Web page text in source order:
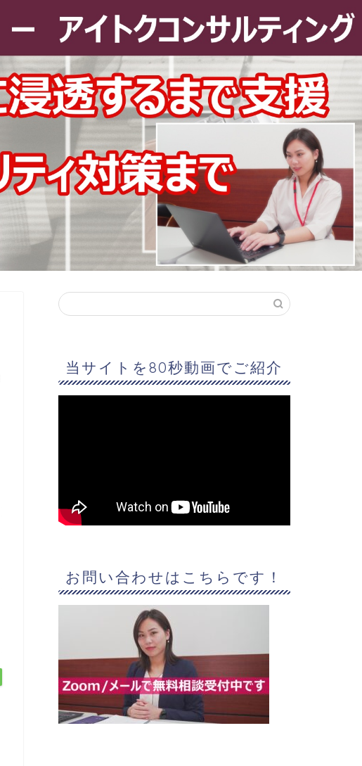
当サイトを80秒動画でご紹介
お問い合わせはこちらです！